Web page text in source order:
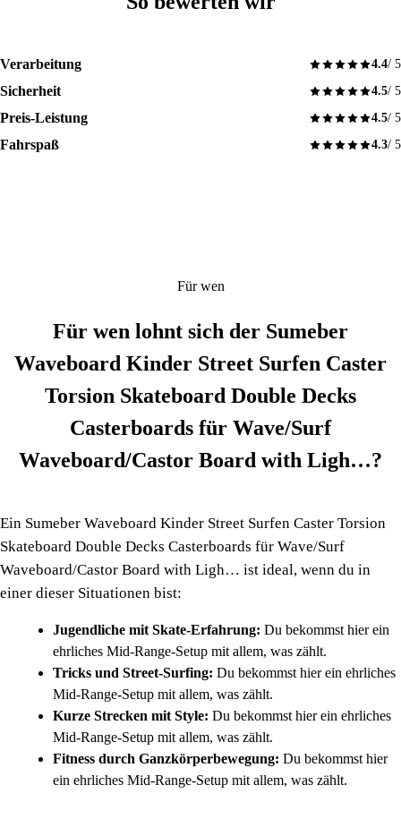
Verarbeitung 4.4/ 5
Sicherheit 4.5/ 5
Preis-Leistung 4.5/ 5
Fahrspaß 4.3/ 5
Für wen
Für wen lohnt sich der Sumeber
Waveboard Kinder Street Surfen Caster
Torsion Skateboard Double Decks
Casterboards für Wave/Surf
Waveboard/Castor Board with Ligh…?
Ein Sumeber Waveboard Kinder Street Surfen Caster Torsion
Skateboard Double Decks Casterboards für Wave/Surf
Waveboard/Castor Board with Ligh… ist ideal, wenn du in
einer dieser Situationen bist:
Jugendliche mit Skate-Erfahrung: Du bekommst hier ein
ehrliches Mid-Range-Setup mit allem, was zählt.
Tricks und Street-Surfing: Du bekommst hier ein ehrliches
Mid-Range-Setup mit allem, was zählt.
Kurze Strecken mit Style: Du bekommst hier ein ehrliches
Mid-Range-Setup mit allem, was zählt.
Fitness durch Ganzkörperbewegung: Du bekommst hier
ein ehrliches Mid-Range-Setup mit allem, was zählt.